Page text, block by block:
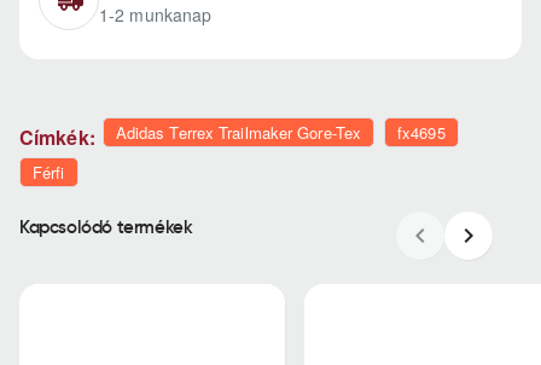
1-2 munkanap
Címkék: Adidas Terrex Trailmaker Gore-Tex
fx4695
Férfi
Kapcsolódó termékek